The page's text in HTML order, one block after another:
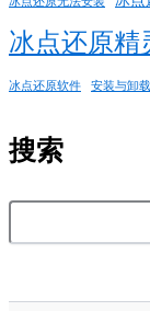
冰点还原精
冰点还原软件 安装与卸载
搜索
搜索